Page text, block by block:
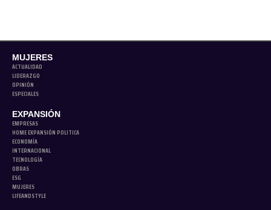
MUJERES
ACTUALIDAD
LIDERAZGO
OPINIÓN
ESPECIALES
EXPANSIÓN
EMPRESAS
HOME EXPANSIÓN POLITICA
ECONOMÍA
INTERNACIONAL
TECNOLOGÍA
OBRAS
ESG
MUJERES
LIFEANDSTYLE